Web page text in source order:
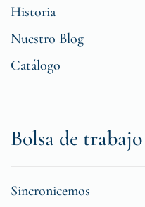
Historia
Nuestro Blog
Catálogo
Bolsa de trabajo
Sincronicemos